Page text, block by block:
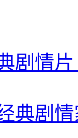
剧情
典剧